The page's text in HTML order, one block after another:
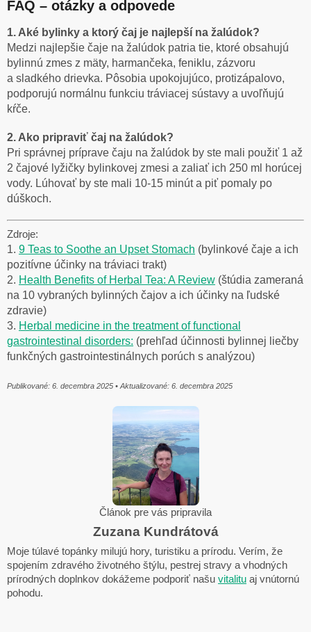
FAQ – otázky a odpovede
1. Aké bylinky a ktorý čaj je najlepší na žalúdok?
Medzi najlepšie čaje na žalúdok patria tie, ktoré obsahujú
bylinnú zmes z mäty, harmančeka, feniklu, zázvoru
a sladkého drievka. Pôsobia upokojujúco, protizápalovo,
podporujú normálnu funkciu tráviacej sústavy a uvoľňujú
kŕče.
2. Ako pripraviť čaj na žalúdok?
Pri správnej príprave čaju na žalúdok by ste mali použiť 1 až
2 čajové lyžičky bylinkovej zmesi a zaliať ich 250 ml horúcej
vody. Lúhovať by ste mali 10-15 minút a piť pomaly po
dúškoch.
Zdroje:
1. 9 Teas to Soothe an Upset Stomach (bylinkové čaje a ich
pozitívne účinky na tráviaci trakt)
2. Health Benefits of Herbal Tea: A Review (štúdia zameraná
na 10 vybraných bylinných čajov a ich účinky na ľudské
zdravie)
3. Herbal medicine in the treatment of functional
gastrointestinal disorders: (prehľad účinnosti bylinnej liečby
funkčných gastrointestinálnych porúch s analýzou)
Publikované: 6. decembra 2025 • Aktualizované: 6 . decembra 2025
Článok pre vás pripravila
Zuzana Kundrátová
Moje túlavé topánky milujú hory, turistiku a prírodu. Verím, že
spojením zdravého životného štýlu, pestrej stravy a vhodných
prírodných doplnkov dokážeme podporiť našu vitalitu aj vnútornú
pohodu.